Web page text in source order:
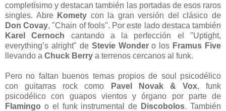
completísimo y destacan también las portadas de esos raros
singles. Abre Komety con la gran versión del clásico de
Don Covay, "Chain of fools". Por este lado destaca también
Karel Cernoch cantando a la perfección el "Uptight,
everything’s alright" de Stevie Wondero los Framus Five
llevando a Chuck Berry a terrenos cercanos al funk.
Pero no faltan buenos temas propios de soul psicodélico
con guitarras rock como
Pavel Novak & Vox, funk
psicodélico con guapos vientos y órgano por parte de
Flamingo o el funk instrumental de Discobolos. También